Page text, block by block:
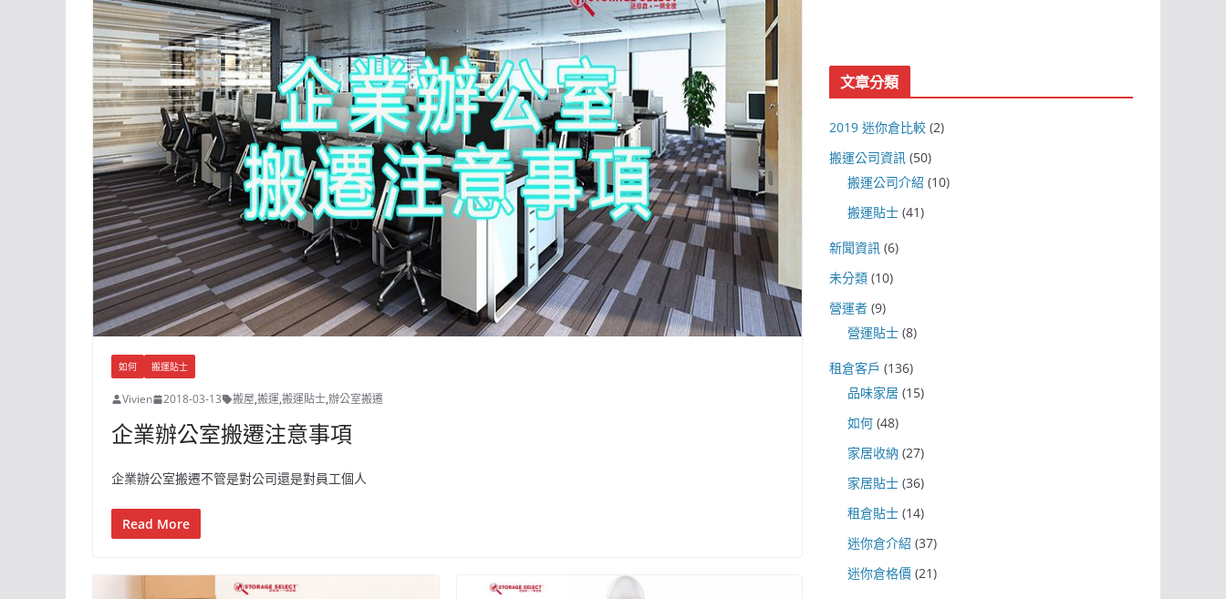
如何 搬運貼士
Vivien 2018-03-13 搬屋,搬運,搬運貼士,​辦公室搬遷
企業辦公室搬遷注意事項
企業辦公室搬遷不管是對公司還是對員工個人
Read More
文章分類
2019 迷你倉比較 (2)
搬運公司資訊 (50)
搬運公司介紹 (10)
搬運貼士 (41)
新聞資訊 (6)
未分類 (10)
營運者 (9)
營運貼士 (8)
租倉客戶 (136)
品味家居 (15)
如何 (48)
家居收納 (27)
家居貼士 (36)
租倉貼士 (14)
迷你倉介紹 (37)
迷你倉格價 (21)